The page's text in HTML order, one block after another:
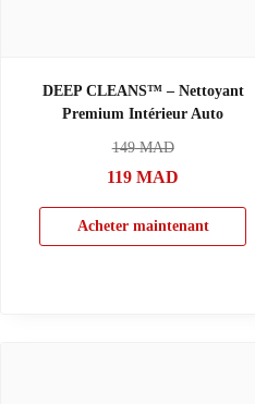
DEEP CLEANS™ – Nettoyant
Premium Intérieur Auto
149MAD
119 MAD
Acheter maintenant